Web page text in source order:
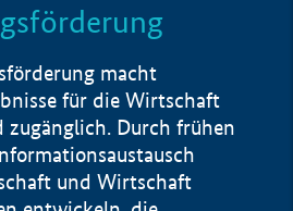
macht
für die Wirtschaft
Durch frühen
und Wirtschaft